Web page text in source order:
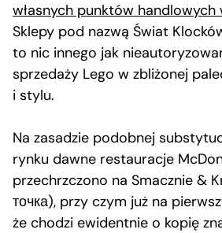
własnych punktów
Sklepy pod nazwą Świat
to nic innego jak
sprzedaży Lego w zbliżonej
i stylu.
Na zasadzie podobnej
rynku dawne restauracje
przechrzczono na Smacznie &
точка), przy czym już na
że chodzi ewidentnie o kopię